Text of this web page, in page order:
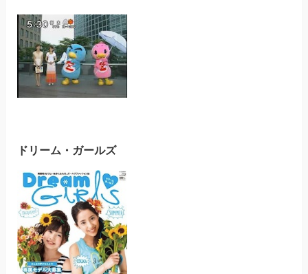
ドリーム・ガールズ